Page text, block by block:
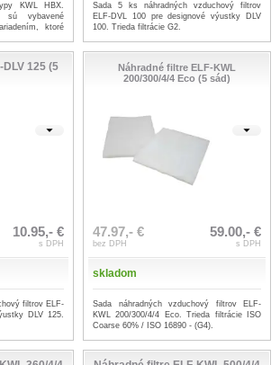
KWL HBX.
sú vybavené
ktoré
Sada 5 ks náhradných vzduchový filtrov
ELF-DVL 100 pre designové výustky DLV
100. Trieda filtrácie G2.
125 (5
10.95,- €
s DPH
filtrov ELF-
DLV 125.
Náhradné filtre ELF-KWL
200/300/4/4 Eco (5 sád)
47.97,- €
bez DPH
59.00,- €
s DPH
skladom
Sada náhradných vzduchový filtrov ELF-
KWL 200/300/4/4 Eco. Trieda filtrácie ISO
Coarse 60% / ISO 16890 - (G4).